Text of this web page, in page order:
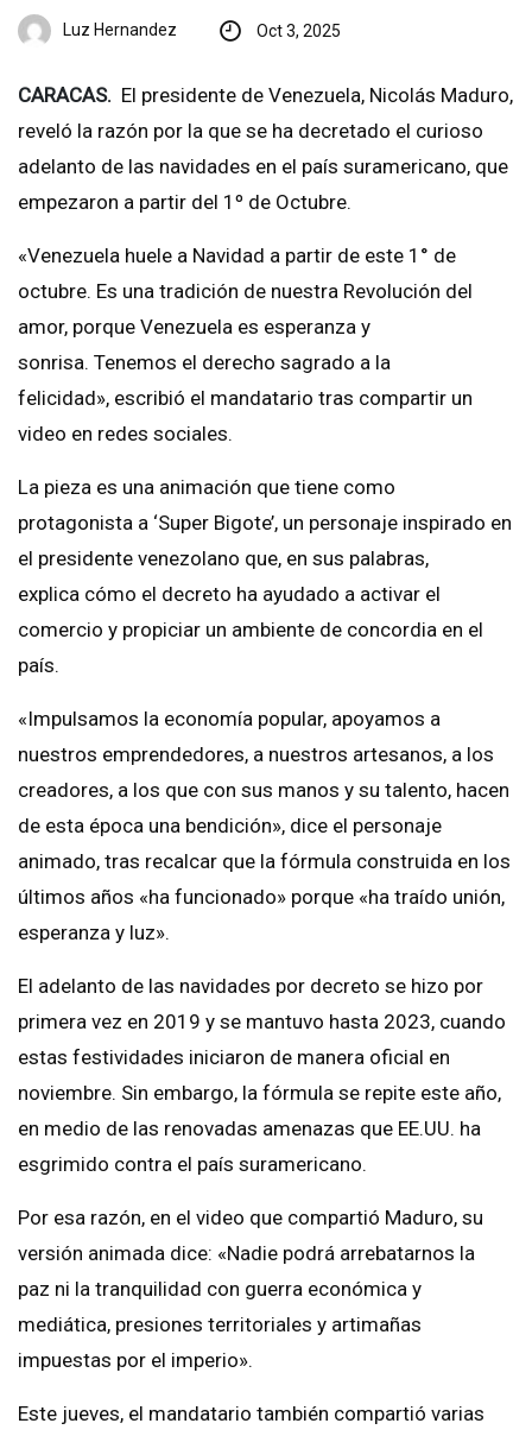
Luz Hernandez Oct 3, 2025
CARACAS. El presidente de Venezuela, Nicolás Maduro,
reveló la razón por la que se ha decretado el curioso
adelanto de las navidades en el país suramericano, que
empezaron a partir del 1º de Octubre.
«Venezuela huele a Navidad a partir de este 1° de
octubre. Es una tradición de nuestra Revolución del
amor, porque Venezuela es esperanza y
sonrisa. Tenemos el derecho sagrado a la
felicidad», escribió el mandatario tras compartir un
video en redes sociales.
La pieza es una animación que tiene como
protagonista a ‘Super Bigote’, un personaje inspirado en
el presidente venezolano que, en sus palabras,
explica cómo el decreto ha ayudado a activar el
comercio y propiciar un ambiente de concordia en el
país.
«Impulsamos la economía popular, apoyamos a
nuestros emprendedores, a nuestros artesanos, a los
creadores, a los que con sus manos y su talento, hacen
de esta época una bendición», dice el personaje
animado, tras recalcar que la fórmula construida en los
últimos años «ha funcionado» porque «ha traído unión,
esperanza y luz».
El adelanto de las navidades por decreto se hizo por
primera vez en 2019 y se mantuvo hasta 2023, cuando
estas festividades iniciaron de manera oficial en
noviembre. Sin embargo, la fórmula se repite este año,
en medio de las renovadas amenazas que EE.UU. ha
esgrimido contra el país suramericano.
Por esa razón, en el video que compartió Maduro, su
versión animada dice: «Nadie podrá arrebatarnos la
paz ni la tranquilidad con guerra económica y
mediática, presiones territoriales y artimañas
impuestas por el imperio».
Este jueves, el mandatario también compartió varias